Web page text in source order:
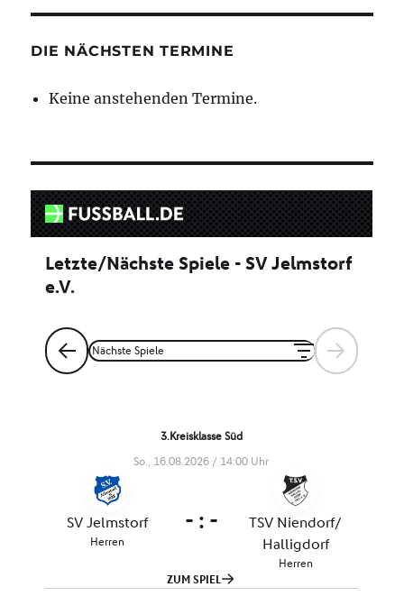
DIE NÄCHSTEN TERMINE
Keine anstehenden Termine.